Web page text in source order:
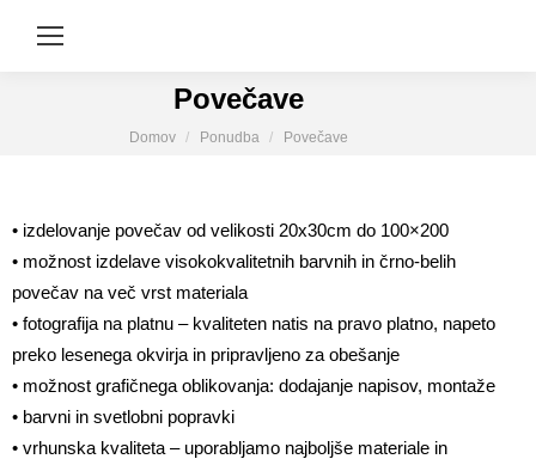
Povečave
You are here:
Domov Ponudba Povečave
• izdelovanje povečav od velikosti 20x30cm do 100×200
• možnost izdelave visokokvalitetnih barvnih in črno-belih
povečav na več vrst materiala
• fotografija na platnu – kvaliteten natis na pravo platno, napeto
preko lesenega okvirja in pripravljeno za obešanje
• možnost grafičnega oblikovanja: dodajanje napisov, montaže
• barvni in svetlobni popravki
• vrhunska kvaliteta – uporabljamo najboljše materiale in